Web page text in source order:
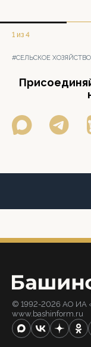
1 из 4
#СЕЛЬСКОЕ ХОЗЯЙСТВО
© 1992-2026 АО ИА
www.bashinform.ru